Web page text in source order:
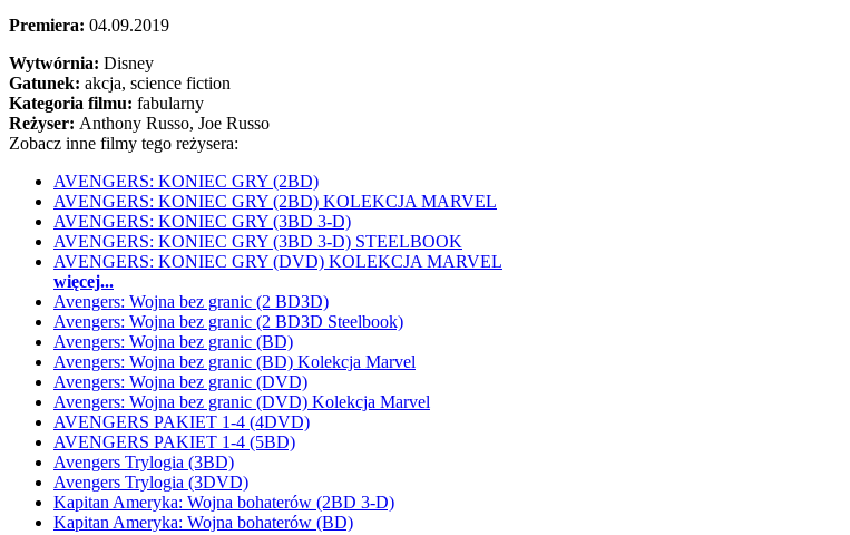
Premiera: 04.09.2019
Wytwórnia: Disney
Gatunek: akcja, science fiction
Kategoria filmu: fabularny
Reżyser: Anthony Russo, Joe Russo
Zobacz inne filmy tego reżysera:
AVENGERS: KONIEC GRY (2BD)
AVENGERS: KONIEC GRY (2BD) KOLEKCJA MARVEL
AVENGERS: KONIEC GRY (3BD 3-D)
AVENGERS: KONIEC GRY (3BD 3-D) STEELBOOK
AVENGERS: KONIEC GRY (DVD) KOLEKCJA MARVEL
więcej...
Avengers: Wojna bez granic (2 BD3D)
Avengers: Wojna bez granic (2 BD3D Steelbook)
Avengers: Wojna bez granic (BD)
Avengers: Wojna bez granic (BD) Kolekcja Marvel
Avengers: Wojna bez granic (DVD)
Avengers: Wojna bez granic (DVD) Kolekcja Marvel
AVENGERS PAKIET 1-4 (4DVD)
AVENGERS PAKIET 1-4 (5BD)
Avengers Trylogia (3BD)
Avengers Trylogia (3DVD)
Kapitan Ameryka: Wojna bohaterów (2BD 3-D)
Kapitan Ameryka: Wojna bohaterów (BD)